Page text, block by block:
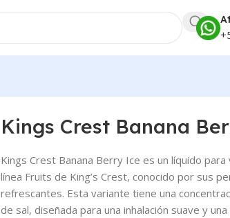
Kings Crest Banana
Kings Crest Banana Berry Ice es un líquido para
línea Fruits de King’s Crest, conocido por sus
refrescantes. Esta variante tiene una
de sal, diseñada para una inhalación suave y